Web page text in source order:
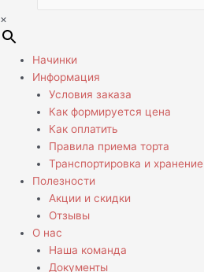
×
Начинки
Информация
Условия заказа
Как формируется цена
Как оплатить
Правила приема торта
Транспортировка и хранение
Полезности
Акции и скидки
Отзывы
О нас
Наша команда
Документы